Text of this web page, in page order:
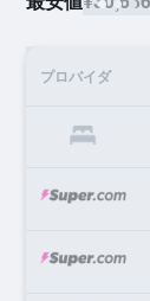
プロバイダ